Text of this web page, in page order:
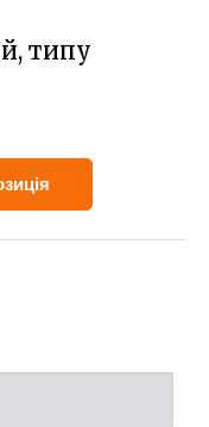
типу